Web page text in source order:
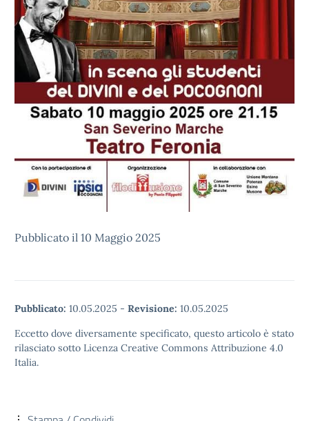
Pubblicato il 10 Maggio 2025
Pubblicato: 10.05.2025 - Revisione: 10.05.2025
Eccetto dove diversamente specificato, questo articolo è stato
rilasciato sotto Licenza Creative Commons Attribuzione 4.0
Italia.